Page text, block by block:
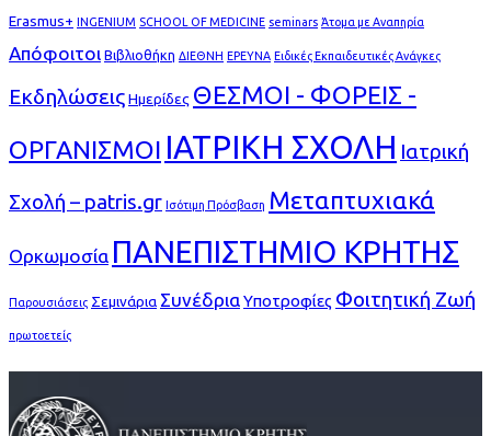
Erasmus+ INGENIUM SCHOOL OF MEDICINE seminars Άτομα με Αναπηρία
Απόφοιτοι Βιβλιοθήκη ΔΙΕΘΝΗ ΕΡΕΥΝΑ Ειδικές Εκπαιδευτικές Ανάγκες
ΕκδηλώσειςΗμερίδες ΘΕΣΜΟΙ - ΦΟΡΕΙΣ -
ΟΡΓΑΝΙΣΜΟΙ ΙΑΤΡΙΚΗ ΣΧΟΛΗ Ιατρική
Σχολή – patris.gr Ισότιμη Πρόσβαση Μεταπτυχιακά
Ορκωμοσία ΠΑΝΕΠΙΣΤΗΜΙΟ ΚΡΗΤΗΣ
Παρουσιάσεις Σεμινάρια ΣυνέδριαΥποτροφίες Φοιτητική Ζωή
πρωτοετείς